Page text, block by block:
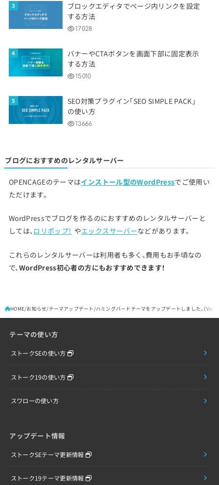
ブロックエディタでページ内リンクを設定
する方法
17028
バナーやCTAボタンを画面下部に固定表示
する方法
15010
SEO対策プラグイン「SEO SIMPLE PACK」
の使い方
13666
ブログにおすすめのレンタルサーバー
OPENCAGEのテーマはインストール型のWordPressでご使用い
ただけます。
WordPressでブログを作るのにおすすめのレンタルサーバーと
しては、 ロリポップ！ やエックスサーバーなどがあります。
これらのレンタルサーバーは利用者も多く、費用もお手頃なの
で、 WordPress初心者の方にもおすすめできます！
HOME お知らせ テーマアップデート ハミングバードテーマをアップデートしました。（
テーマの使い方
ストークSEの使い方
ストーク19の使い方
スワローの使い方
アップデート情報
ストークSEテーマ更新情報
ストーク19テーマ更新情報